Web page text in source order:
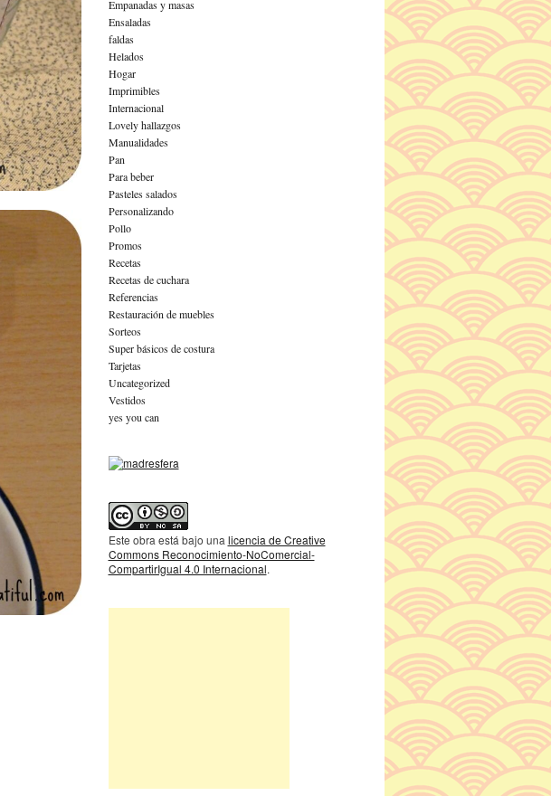
Empanadas y masas
Ensaladas
faldas
Helados
Hogar
Imprimibles
Internacional
Lovely hallazgos
Manualidades
Pan
Para beber
Pasteles salados
Personalizando
Pollo
Promos
Recetas
Recetas de cuchara
Referencias
Restauración de muebles
Sorteos
Super básicos de costura
Tarjetas
Uncategorized
Vestidos
yes you can
Este obra está bajo una licencia de Creative
Commons Reconocimiento-NoComercial-
CompartirIgual 4.0 Internacional.